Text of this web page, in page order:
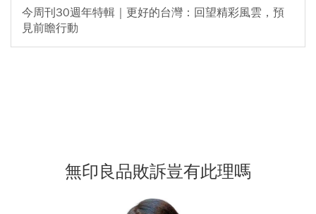
今周刊30週年特輯｜更好的台灣：回望精彩風雲，預
見前瞻行動
無印良品敗訴豈有此理嗎